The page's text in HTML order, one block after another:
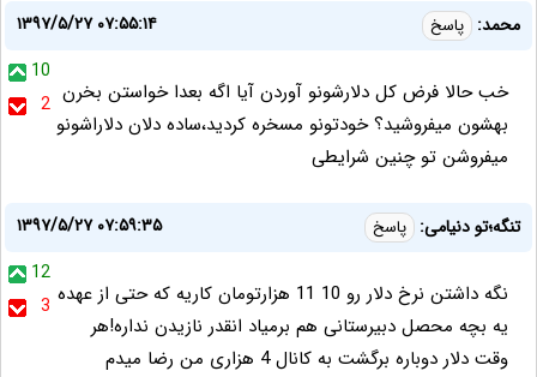
محمد: پاسخ
۱۳۹۷/۵/۲۷ ۰۷:۵۵:۱۴
10
2 خب حالا فرض کل دلارشونو آوردن آیا اگه بعدا خواستن بخرن
بهشون میفروشید؟ خودتونو مسخره کردید،ساده دلان دلاراشونو
میفروشن تو چنین شرایطی
تنگه؛تو دنیامی: پاسخ
۱۳۹۷/۵/۲۷ ۰۷:۵۹:۳۵
12
3 نگه داشتن نرخ دلار رو 10 11 هزارتومان کاریه که حتی از عهده
یه بچه محصل دبیرستانی هم برمیاد انقدر نازیدن نداره!هر
وقت دلار دوباره برگشت به کانال 4 هزاری من رضا میدم